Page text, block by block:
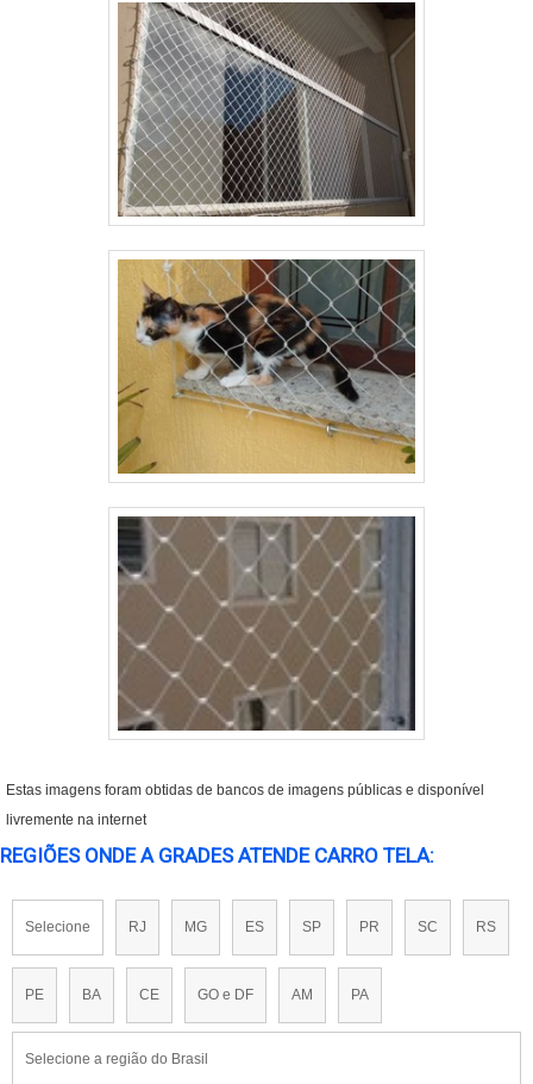
Estas imagens foram obtidas de bancos de imagens públicas e disponível
livremente na internet
REGIÕES ONDE A GRADES ATENDE CARRO TELA:
Selecione RJ MG ES SP PR SC RS
PE BA CE GO e DF AM PA
Selecione a região do Brasil